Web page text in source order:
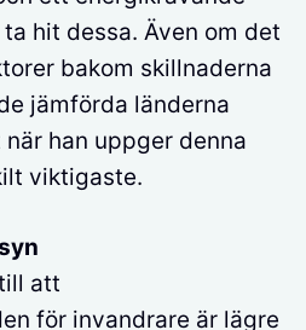
hit dessa. Även om det
bakom skillnaderna
jämförda länderna
han uppger denna
viktigaste.
att
för invandrare är lägre